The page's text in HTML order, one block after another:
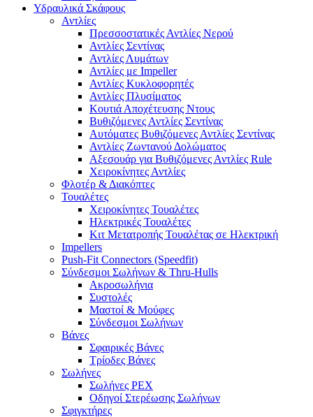
Υδραυλικά Σκάφους
Αντλίες
Πρεσσοστατικές Αντλίες Νερού
Αντλίες Σεντίνας
Αντλίες Λυμάτων
Αντλίες με Impeller
Αντλίες Κυκλοφορητές
Αντλίες Πλυσίματος
Κουτιά Αποχέτευσης Ντους
Βυθιζόμενες Αντλίες Σεντίνας
Αυτόματες Βυθιζόμενες Αντλίες Σεντίνας
Αντλίες Ζωντανού Δολώματος
Αξεσουάρ για Βυθιζόμενες Αντλίες Rule
Χειροκίνητες Αντλίες
Φλοτέρ & Διακόπτες
Τουαλέτες
Χειροκίνητες Τουαλέτες
Ηλεκτρικές Τουαλέτες
Κιτ Μετατροπής Τουαλέτας σε Ηλεκτρική
Impellers
Push-Fit Connectors (Speedfit)
Σύνδεσμοι Σωλήνων & Thru-Hulls
Ακροσωλήνια
Συστολές
Μαστοί & Μούφες
Σύνδεσμοι Σωλήνων
Βάνες
Σφαιρικές Βάνες
Τρίοδες Βάνες
Σωλήνες
Σωλήνες PEX
Οδηγοί Στερέωσης Σωλήνων
Σφιγκτήρες